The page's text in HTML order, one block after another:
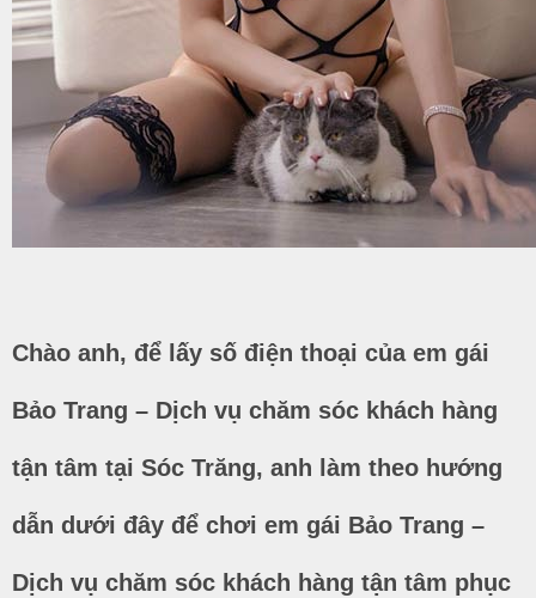
Chào anh, để lấy số điện thoại của em gái
Bảo Trang – Dịch vụ chăm sóc khách hàng
tận tâm tại Sóc Trăng, anh làm theo hướng
dẫn dưới đây để chơi em gái Bảo Trang –
Dịch vụ chăm sóc khách hàng tận tâm phục